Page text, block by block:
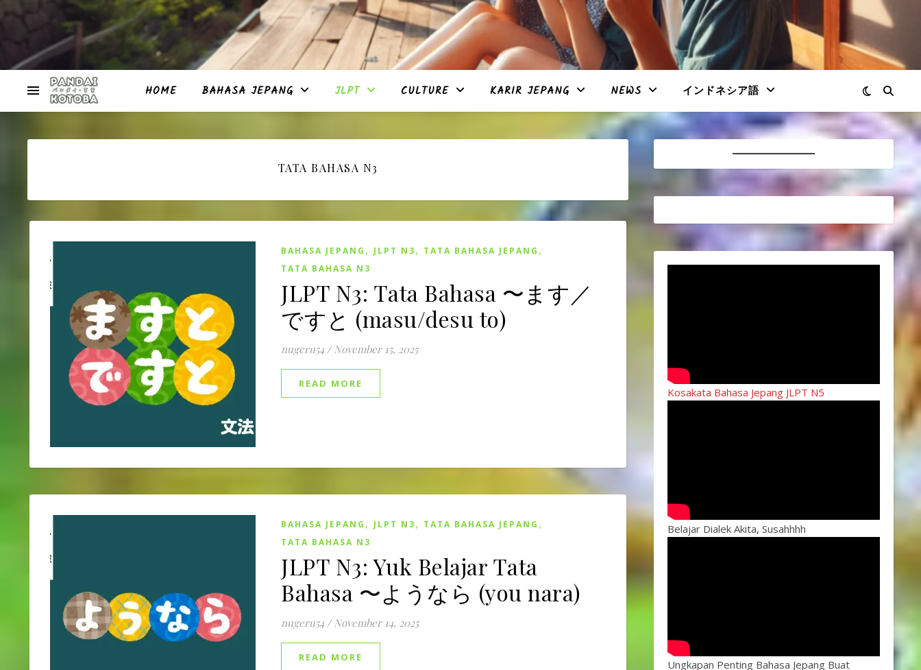
HOME BAHASA JEPANG JLPT CULTURE KARIR JEPANG NEWS インドネシア語
TATA BAHASA N3
BAHASA JEPANG , JLPT N3, TATA BAHASA JEPANG ,
TATA BAHASA N3
JLPT N3: Tata Bahasa 〜ます／
ですと (masu/desu to)
nugeru54 / November 15, 2025
READ MORE
BAHASA JEPANG , JLPT N3, TATA BAHASA JEPANG ,
TATA BAHASA N3
JLPT N3: Yuk Belajar Tata
Bahasa 〜ようなら (you nara)
nugeru54 / November 14, 2025
READ MORE
Kosakata Bahasa Jepang JLPT N5
Belajar Dialek Akita, Susahhhh
Ungkapan Penting Bahasa Jepang Buat